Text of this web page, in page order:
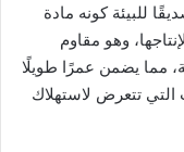
للبيئة كونه مادة
وهو مقاوم
مما يضمن عمرًا طويلًا
التي تتعرض لاستهلاك